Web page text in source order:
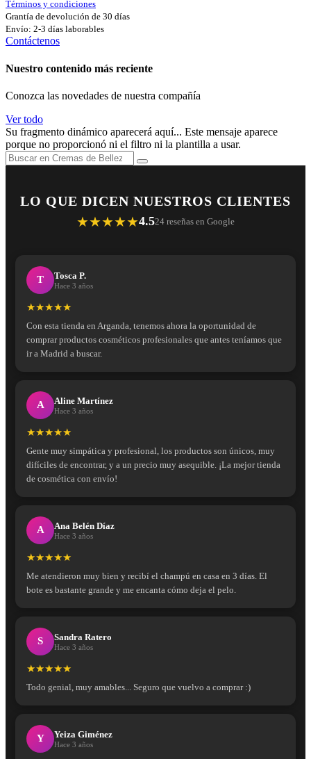
Términos y condiciones
Grantía de devolución de 30 días
Envío: 2-3 días laborables
Contáctenos
Nuestro contenido más reciente
Conozca las novedades de nuestra compañía
Ver todo
Su fragmento dinámico aparecerá aquí... Este mensaje aparece
porque no proporcionó ni el filtro ni la plantilla a usar.
LO QUE DICEN NUESTROS CLIENTES
★★★★★4.524 reseñas en Google
T Tosca P.
Hace 3 años
★★★★★
Con esta tienda en Arganda, tenemos ahora la oportunidad de
comprar productos cosméticos profesionales que antes teníamos que
ir a Madrid a buscar.
A Aline Martínez
Hace 3 años
★★★★★
Gente muy simpática y profesional, los productos son únicos, muy
difíciles de encontrar, y a un precio muy asequible. ¡La mejor tienda
de cosmética con envío!
A Ana Belén Díaz
Hace 3 años
★★★★★
Me atendieron muy bien y recibí el champú en casa en 3 días. El
bote es bastante grande y me encanta cómo deja el pelo.
S Sandra Ratero
Hace 3 años
★★★★★
Todo genial, muy amables... Seguro que vuelvo a comprar :)
Y Yeiza Giménez
Hace 3 años